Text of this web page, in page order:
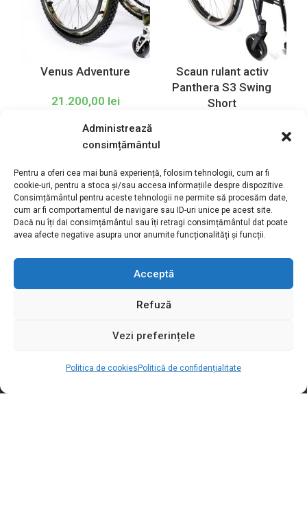
Administrează
consimțământul
Pentru a oferi cea mai bună experiență, folosim tehnologii, cum ar fi
cookie-uri, pentru a stoca și/sau accesa informațiile despre dispozitive.
Consimțământul pentru aceste tehnologii ne permite să procesăm date,
cum ar fi comportamentul de navigare sau ID-uri unice pe acest site.
Dacă nu îți dai consimțământul sau îți retragi consimțământul dat poate
avea afecte negative asupra unor anumite funcționalități și funcții.
Acceptă
Refuză
Vezi preferințele
Politica de cookies Politică de confidențialitate
Venus Adventure
21.200,00 lei
Scaun rulant activ
Panthera S3 Swing
Short
Motivation S.R.L
Str. Podișor nr.1, loc. Buda
0800.030.762